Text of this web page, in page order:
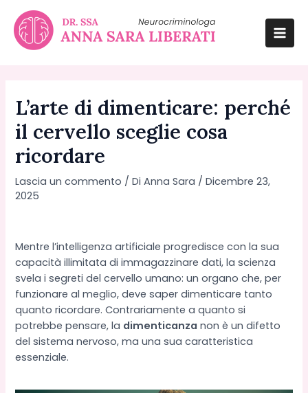
contenuto
L’arte di dimenticare: perché
il cervello sceglie cosa
ricordare
Lascia un commento / DiAnna Sara /Dicembre 23,
2025
Mentre l’intelligenza artificiale progredisce con la sua
capacità illimitata di immagazzinare dati, la scienza
svela i segreti del cervello umano: un organo che, per
funzionare al meglio, deve saper dimenticare tanto
quanto ricordare. Contrariamente a quanto si
potrebbe pensare, la dimenticanza non è un difetto
del sistema nervoso, ma una sua caratteristica
essenziale.